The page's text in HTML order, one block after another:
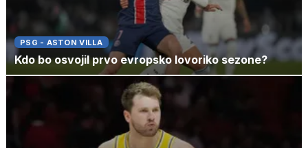
PSG - ASTON VILLA
Kdo bo osvojil prvo evropsko lovoriko sezone?